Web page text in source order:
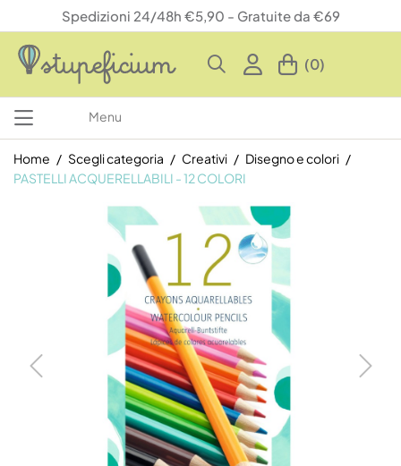
Spedizioni 24/48h €5,90 - Gratuite da €69
(0)
Menu
Home Scegli categoria Creativi
Disegno e colori
PASTELLI ACQUERELLABILI - 12 COLORI